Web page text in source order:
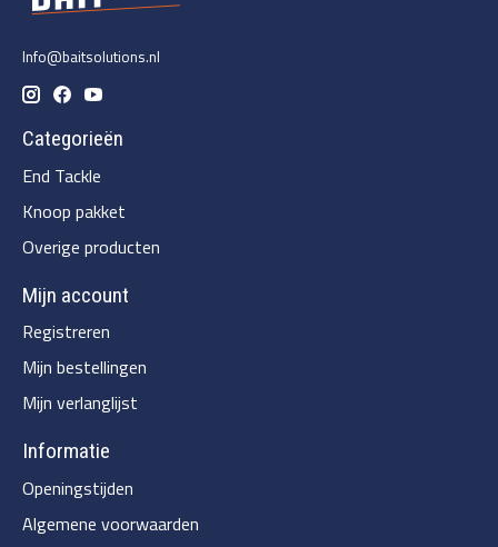
Info@baitsolutions.nl
Categorieën
End Tackle
Knoop pakket
Overige producten
Mijn account
Registreren
Mijn bestellingen
Mijn verlanglijst
Informatie
Openingstijden
Algemene voorwaarden